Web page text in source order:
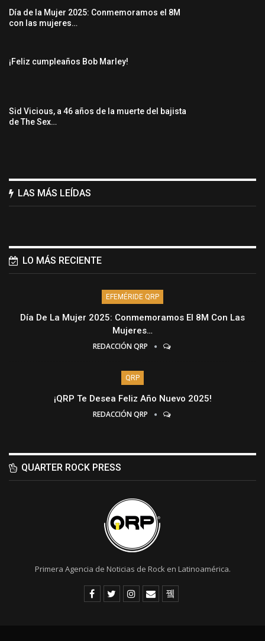
Día de la Mujer 2025: Conmemoramos el 8M
con las mujeres…
¡Feliz cumpleaños Bob Marley!
Sid Vicious, a 46 años de la muerte del bajista
de The Sex…
LAS MÁS LEÍDAS
LO MÁS RECIENTE
EFEMÉRIDE QRP
Día De La Mujer 2025: Conmemoramos El 8M Con Las
Mujeres…
REDACCIÓN QRP
QRP
¡QRP Te Desea Feliz Año Nuevo 2025!
REDACCIÓN QRP
QUARTER ROCK PRESS
Primera Agencia de Noticias de Rock en Latinoamérica.